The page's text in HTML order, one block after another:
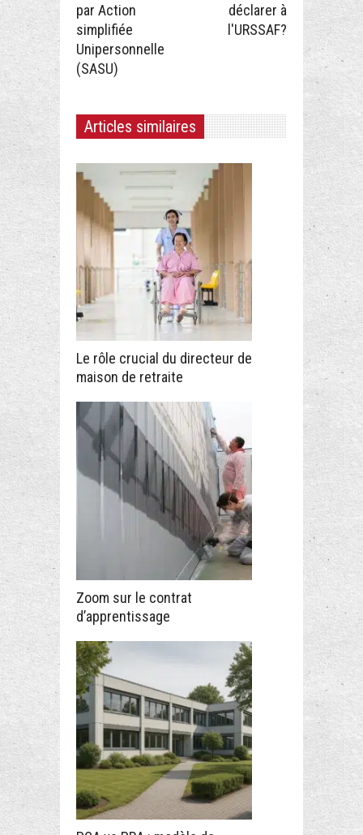
par Action
simplifiée
Unipersonnelle
(SASU)
déclarer à
l'URSSAF?
Articles similaires
Le rôle crucial du directeur de
maison de retraite
Zoom sur le contrat
d’apprentissage